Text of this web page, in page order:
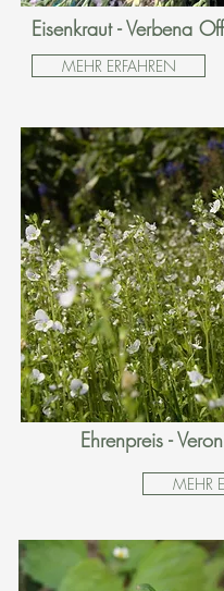
Eisenkraut - Verbena
MEHR ERFAHREN
Ehrenpreis -
MEHR